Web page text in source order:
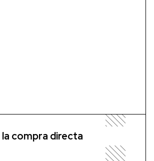
la compra directa